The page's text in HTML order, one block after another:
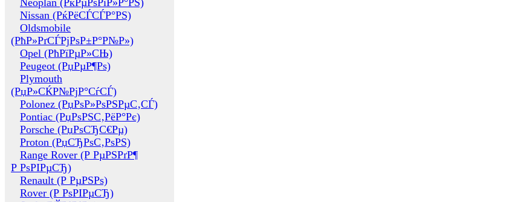
Neoplan (РќРµРѕРїР»Р°РЅ)
Nissan (РќРёСЃСЃР°РЅ)
Oldsmobile
(РћР»РґСЃРјРѕР±Р°Р№Р»)
Opel (РћРїРµР»СЊ)
Peugeot (РџРµР¶Рѕ)
Plymouth
(РџР»СЌР№РјР°СѓСЃ)
Polonez (РџРѕР»РѕРЅРµС‚СЃ)
Pontiac (РџРѕРЅС‚РёР°Рє)
Porsche (РџРѕСЂС€Рµ)
Proton (РџСЂРѕС‚РѕРЅ)
Range Rover (Р РµРЅРґР¶
Р РѕРІРµСЂ)
Renault (Р РµРЅРѕ)
Rover (Р РѕРІРµСЂ)